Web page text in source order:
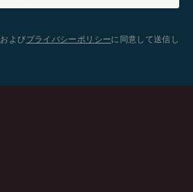
およびプライバシーポリシーに同意して送信し